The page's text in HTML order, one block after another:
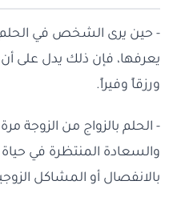
- حين يرى الشخص في الحلم
يعرفها، فإن ذلك يدل على
ورزقاً وفيراً.
- الحلم بالزواج من الزوجة
والسعادة المنتظرة في
بالانفصال أو المشاكل